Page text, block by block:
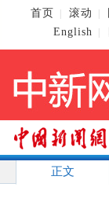
首页 滚动
English
正文